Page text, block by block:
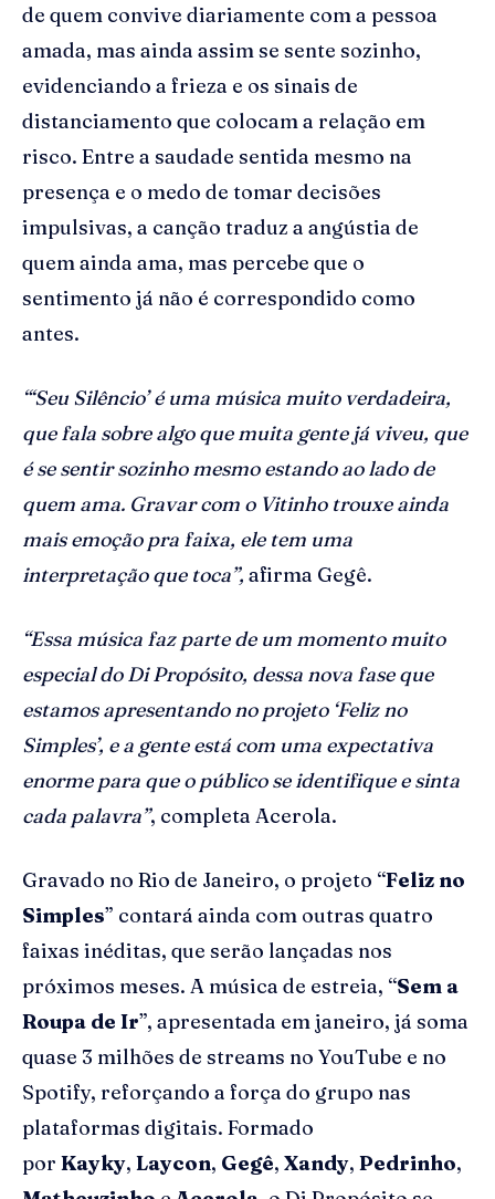
de quem convive diariamente com a pessoa
amada, mas ainda assim se sente sozinho,
evidenciando a frieza e os sinais de
distanciamento que colocam a relação em
risco. Entre a saudade sentida mesmo na
presença e o medo de tomar decisões
impulsivas, a canção traduz a angústia de
quem ainda ama, mas percebe que o
sentimento já não é correspondido como
antes.
“‘Seu Silêncio’ é uma música muito verdadeira,
que fala sobre algo que muita gente já viveu, que
é se sentir sozinho mesmo estando ao lado de
quem ama. Gravar com o Vitinho trouxe ainda
mais emoção pra faixa, ele tem uma
interpretação que toca”, afirma Gegê.
“Essa música faz parte de um momento muito
especial do Di Propósito, dessa nova fase que
estamos apresentando no projeto ‘Feliz no
Simples’, e a gente está com uma expectativa
enorme para que o público se identifique e sinta
cada palavra”, completa Acerola.
Gravado no Rio de Janeiro, o projeto “Feliz no
Simples” contará ainda com outras quatro
faixas inéditas, que serão lançadas nos
próximos meses. A música de estreia, “Sem a
Roupa de Ir”, apresentada em janeiro, já soma
quase 3 milhões de streams no YouTube e no
Spotify, reforçando a força do grupo nas
plataformas digitais. Formado
por Kayky, Laycon, Gegê, Xandy, Pedrinho,